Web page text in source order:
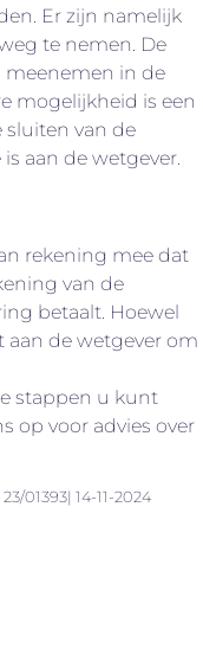
Er zijn namelijk
te nemen. De
meenemen in de
mogelijkheid is een
sluiten van de
aan de wetgever.
rekening mee dat
van de
betaalt. Hoewel
aan de wetgever om
stappen u kunt
op voor advies over
01393| 14-11-2024